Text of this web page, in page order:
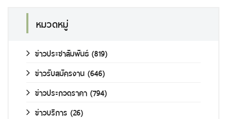
หมวดหมู่
ข่าวประชาสัมพันธ์ (819)
ข่าวรับสมัครงาน (646)
ข่าวประกวดราคา (794)
ข่าวบริการ (26)